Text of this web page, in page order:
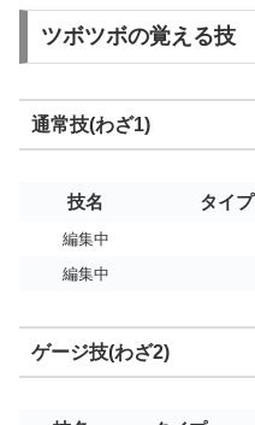
ツボツボの覚える技
通常技(わざ1)
技名 タイプ
編集中
編集中
ゲージ技(わざ2)